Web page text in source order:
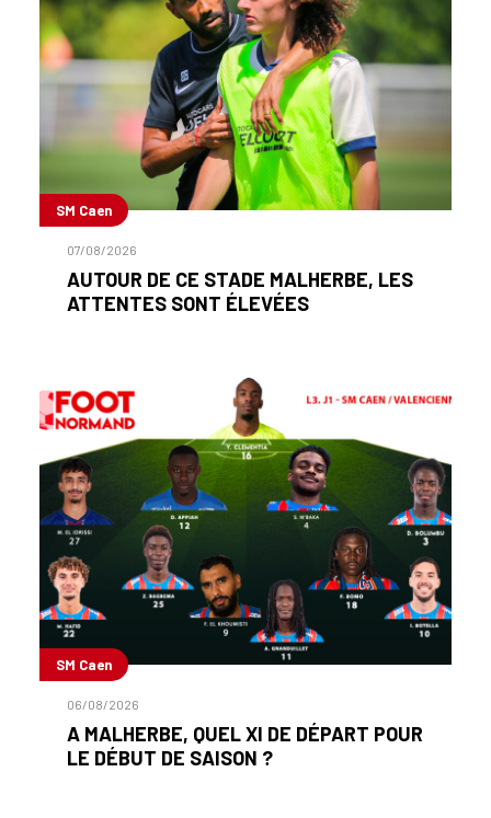
SM Caen
07/08/2026
AUTOUR DE CE STADE MALHERBE, LES
ATTENTES SONT ÉLEVÉES
SM Caen
06/08/2026
A MALHERBE, QUEL XI DE DÉPART POUR
LE DÉBUT DE SAISON ?